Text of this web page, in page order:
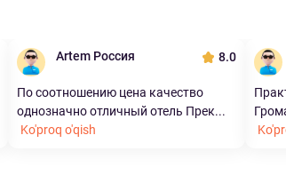
Artem Россия 8.0
По соотношению цена качество
однозначно отличный отель Прек...
Ko'proq o'qish